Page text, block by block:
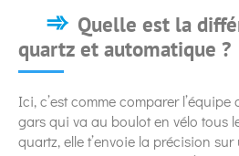
Quelle est la
quartz et automatique ?
Ici, c’est comme comparer
gars qui va au boulot en vélo tous
quartz, elle t’envoie la précision